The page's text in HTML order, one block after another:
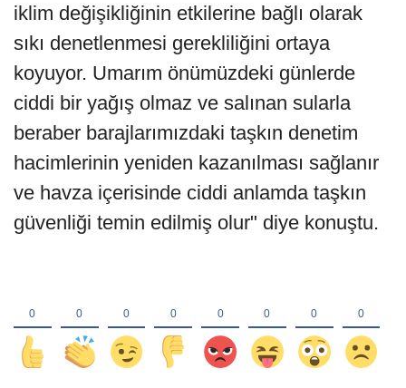
iklim değişikliğinin etkilerine bağlı olarak
sıkı denetlenmesi gerekliliğini ortaya
koyuyor. Umarım önümüzdeki günlerde
ciddi bir yağış olmaz ve salınan sularla
beraber barajlarımızdaki taşkın denetim
hacimlerinin yeniden kazanılması sağlanır
ve havza içerisinde ciddi anlamda taşkın
güvenliği temin edilmiş olur" diye konuştu.